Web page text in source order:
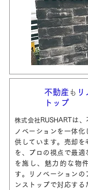
不動産 も リ
トップ
株式会社 RUSHARTは
ノベーションを一体化
供しています。売却を
を、プロの視点で最適
を施し、魅力的な物
す。リノベーションの
ンストップで対応する